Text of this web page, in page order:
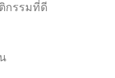
กรรมที่ดี